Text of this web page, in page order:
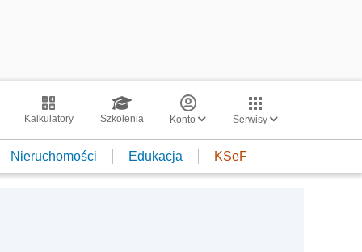
Kalkulatory Szkolenia Konto Serwisy
Nieruchomości Edukacja KSeF